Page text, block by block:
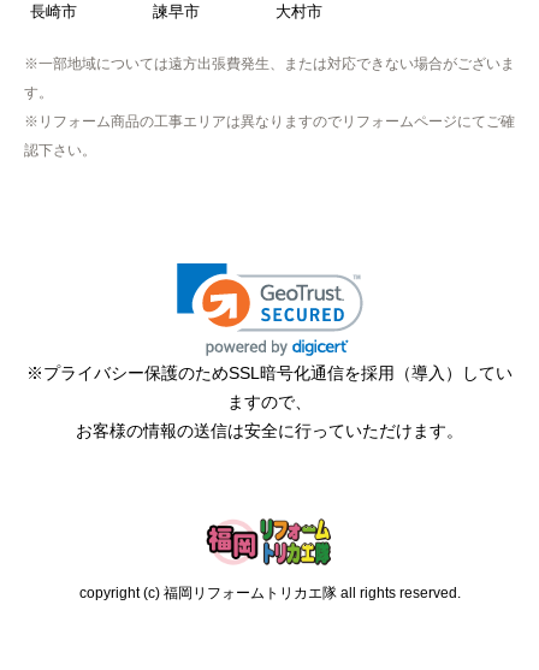
長崎市 諫早市 大村市
※一部地域については遠方出張費発生、または対応できない場合がございま
す。
※リフォーム商品の工事エリアは異なりますのでリフォームページにてご確
認下さい。
※プライバシー保護のためSSL暗号化通信を採用（導入）してい
ますので、
お客様の情報の送信は安全に行っていただけます。
copyright (c) 福岡リフォームトリカエ隊 all rights reserved.